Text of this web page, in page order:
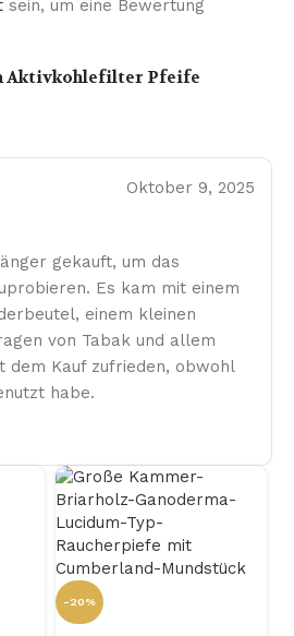
Aktivkohlefilter Pfeife
Oktober 9, 2025
gekauft, um das
Es kam mit einem
einem kleinen
von Tabak und allem
dem Kauf zufrieden, obwohl
habe.
sein, um eine Bewertung
-20%